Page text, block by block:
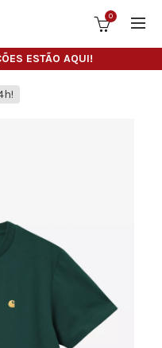
0
ESTÃO AQUI!